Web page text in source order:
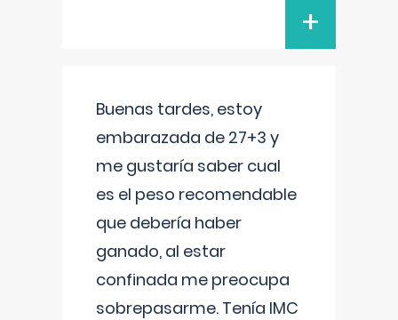
+
Buenas tardes, estoy
embarazada de 27+3 y
me gustaría saber cual
es el peso recomendable
que debería haber
ganado, al estar
confinada me preocupa
sobrepasarme. Tenía IMC